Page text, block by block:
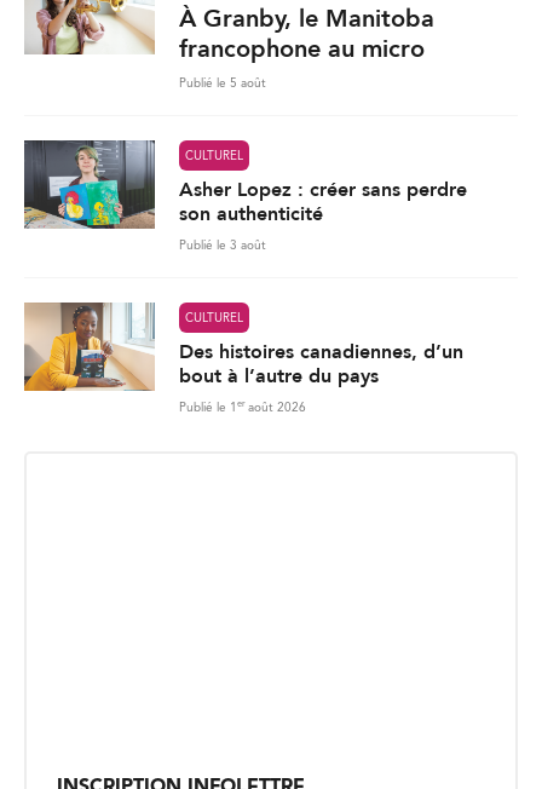
À Granby, le Manitoba
francophone au micro
Publié le 5 août
CULTUREL
Asher Lopez : créer sans perdre
son authenticité
Publié le 3 août
CULTUREL
Des histoires canadiennes, d’un
bout à l’autre du pays
Publié le 1 er août 2026
l